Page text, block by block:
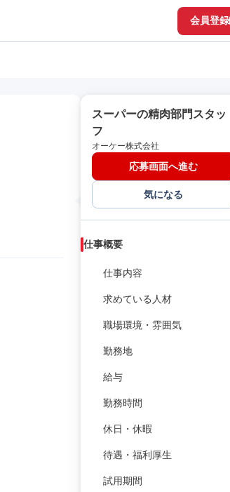
会員登録
スーパーの精肉部門スタッ
フ
オーケー株式会社
応募画面へ進む
気になる
仕事概要
仕事内容
求めている人材
職場環境・雰囲気
勤務地
給与
勤務時間
休日・休暇
待遇・福利厚生
試用期間